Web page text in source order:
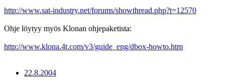
http://www.sat-industry.net/forums/showthread.php?t=12570
Ohje löytyy myös Klonan ohjepaketista:
http://www.klona.4t.com/v3/guide_eng/dbox-howto.htm
22.8.2004